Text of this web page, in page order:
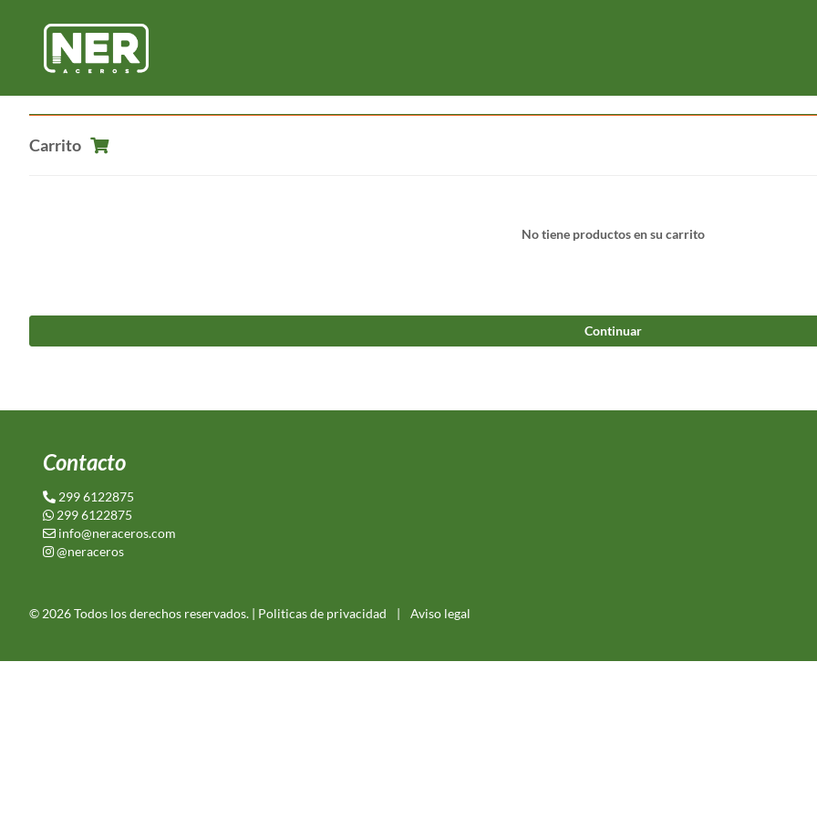
Carrito
No tiene productos en su carrito
Continuar
Contacto
299 6122875
299 6122875
info@neraceros.com
@neraceros
© 2026 Todos los derechos reservados. | Politicas de privacidad | Aviso legal